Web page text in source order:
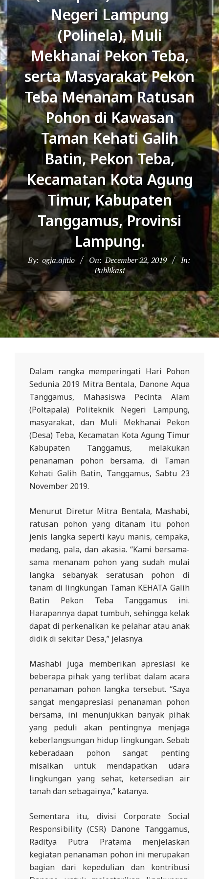
D
O
N
E
S
I
A
-
W
E
B
S
I
T
E
R
E
S
M
I
M
I
T
Negeri Lampung
(Polinela), Muli
Mekhanai Pekon Teba,
serta Masyarakat Pekon
Teba Menanam Ratusan
Pohon di Kawasan
Taman Kehati Galih
Batin, Pekon Teba,
Kecamatan Kota Agung
Timur, Kabupaten
Tanggamus, Provinsi
Lampung.
By: ogja.ajitio On: December 22, 2019
In:
Publikasi
Dalam rangka memperingati Hari Pohon
Sedunia 2019 Mitra Bentala, Danone Aqua
Tanggamus, Mahasiswa Pecinta Alam
(Poltapala) Politeknik Negeri Lampung,
masyarakat, dan Muli Mekhanai Pekon
(Desa) Teba, Kecamatan Kota Agung Timur
Kabupaten Tanggamus, melakukan
penanaman pohon bersama, di Taman
Kehati Galih Batin, Tanggamus, Sabtu 23
November 2019.
Menurut Diretur Mitra Bentala, Mashabi,
ratusan pohon yang ditanam itu pohon
jenis langka seperti kayu manis, cempaka,
medang, pala, dan akasia. “Kami bersama-
sama menanam pohon yang sudah mulai
langka sebanyak seratusan pohon di
tanam di lingkungan Taman KEHATA Galih
Batin Pekon Teba Tanggamus ini.
Harapannya dapat tumbuh, sehingga kelak
dapat di perkenalkan ke pelahar atau anak
didik di sekitar Desa,” jelasnya.
Mashabi juga memberikan apresiasi ke
beberapa pihak yang terlibat dalam acara
penanaman pohon langka tersebut. “Saya
sangat mengapresiasi penanaman pohon
bersama, ini menunjukkan banyak pihak
yang peduli akan pentingnya menjaga
keberlangsungan hidup lingkungan. Sebab
keberadaan pohon sangat penting
misalkan untuk mendapatkan udara
lingkungan yang sehat, ketersedian air
tanah dan sebagainya,” katanya.
Sementara itu, divisi Corporate Social
Responsibility (CSR) Danone Tanggamus,
Raditya Putra Pratama menjelaskan
kegiatan penanaman pohon ini merupakan
bagian dari kepedulian dan kontribusi